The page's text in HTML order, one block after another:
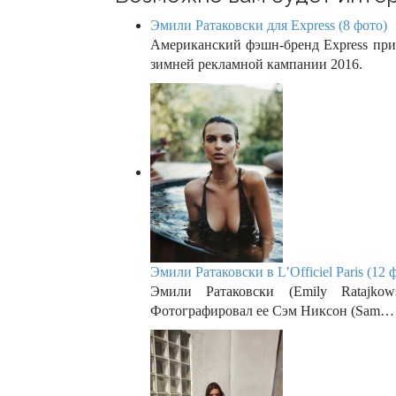
Эмили Ратаковски для Express (8 фото)
Американский фэшн-бренд Express
зимней рекламной кампании 2016.
Эмили Ратаковски в L’Officiel Paris (12
Эмили Ратаковски (Emily
Фотографировал ее Сэм Никсон (Sam…